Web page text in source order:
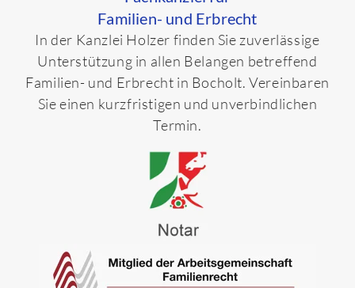
Familien- und Erbrecht
In der Kanzlei Holzer finden Sie zuverlässige
Unterstützung in allen Belangen betreffend
Familien- und Erbrecht in Bocholt. Vereinbaren
Sie einen kurzfristigen und unverbindlichen
Termin.